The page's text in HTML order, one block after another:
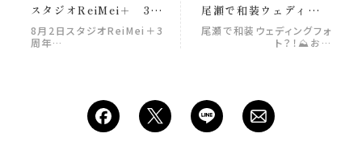
スタジオReiMei＋ 3周
年記念イベント開催！！
8月2日スタジオReiMei＋3
周年…
尾瀬で和装ウェディング
フォト？！⛰️ おふたりに
とって特別な意味を持つ
然の中や雪山など、さま
ざまなロケーションで和
装撮影を手がけてきた
尾瀬で和装ウェディングフォ
ト？！⛰️お…